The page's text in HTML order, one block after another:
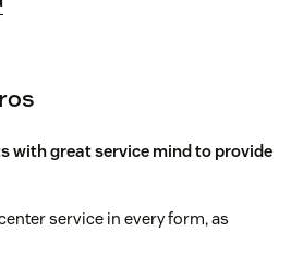
with great service mind to provide
service in every form, as